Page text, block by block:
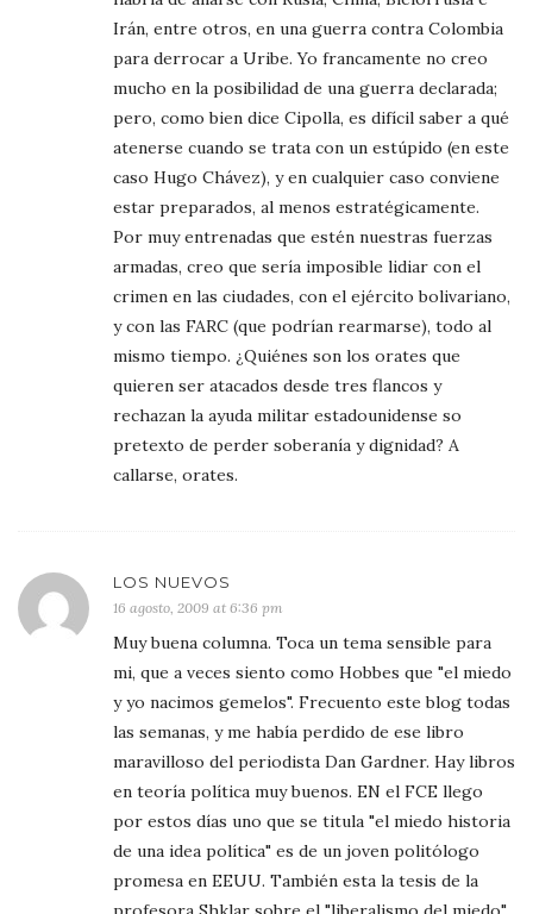
Irán, entre otros, en una guerra contra Colombia
para derrocar a Uribe. Yo francamente no creo
mucho en la posibilidad de una guerra declarada;
pero, como bien dice Cipolla, es difícil saber a qué
atenerse cuando se trata con un estúpido (en este
caso Hugo Chávez), y en cualquier caso conviene
estar preparados, al menos estratégicamente.
Por muy entrenadas que estén nuestras fuerzas
armadas, creo que sería imposible lidiar con el
crimen en las ciudades, con el ejército bolivariano,
y con las FARC (que podrían rearmarse), todo al
mismo tiempo. ¿Quiénes son los orates que
quieren ser atacados desde tres flancos y
rechazan la ayuda militar estadounidense so
pretexto de perder soberanía y dignidad? A
callarse, orates.
LOS NUEVOS
16 agosto, 2009 at 6:36 pm
Muy buena columna. Toca un tema sensible para
mi, que a veces siento como Hobbes que "el miedo
y yo nacimos gemelos". Frecuento este blog todas
las semanas, y me había perdido de ese libro
maravilloso del periodista Dan Gardner. Hay libros
en teoría política muy buenos. EN el FCE llego
por estos días uno que se titula "el miedo historia
de una idea política" es de un joven politólogo
promesa en EEUU. También esta la tesis de la